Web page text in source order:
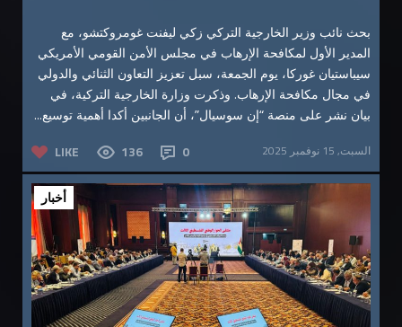
بحث نائب وزير الخارجية التركي زكي ليفنت غومروكتشو، مع
المدير الأول لمكافحة الإرهاب في مجلس الأمن القومي الأمريكي
سيباستيان غوركا، يوم الجمعة، سبل تعزيز التعاون الثنائي والدولي
في مجال مكافحة الإرهاب. وذكرت وزارة الخارجية التركية، في
بيان نشر على منصة “إن سوسيال”، أن الجانبين أكدا أهمية توسيع...
LIKE 136 0 السبت, 15 نوفمبر 2025
أخبار